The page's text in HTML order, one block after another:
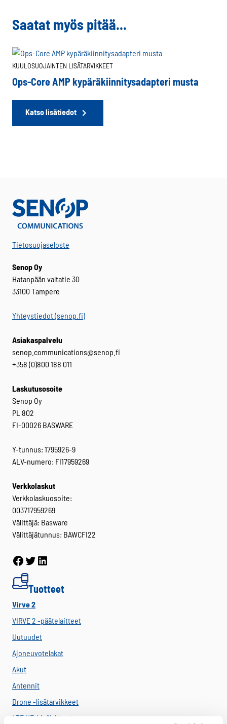
Saatat myös pitää...
KUULOSUOJAINTEN LISÄTARVIKKEET
Ops-Core AMP kypäräkiinnitysadapteri musta
Katso lisätiedot
Tietosuojaseloste
Senop Oy
Hatanpään valtatie 30
33100 Tampere
Yhteystiedot (senop.fi)
Asiakaspalvelu
senop.communications@senop.fi
+358 (0)800 188 011
Laskutusosoite
Senop Oy
PL 802
FI-00026 BASWARE
Y-tunnus: 1795926-9
ALV-numero: FI17959269
Verkkolaskut
Verkkolaskuosoite:
003717959269
Välittäjä: Basware
Välittäjätunnus: BAWCFI22
Tuotteet
Virve 2
VIRVE 2 -päätelaitteet
Uutuudet
Ajoneuvotelakat
Akut
Antennit
Drone -lisätarvikkeet
LTE HF-Lisälaitteet